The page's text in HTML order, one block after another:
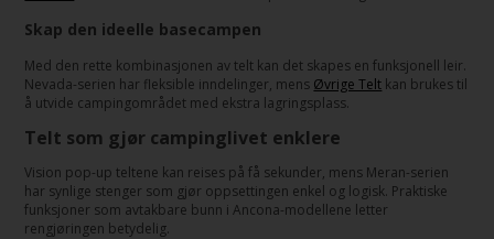
Skap den ideelle basecampen
Med den rette kombinasjonen av telt kan det skapes en funksjonell leir.
Nevada-serien har fleksible inndelinger, mens Øvrige Telt kan brukes til
å utvide campingområdet med ekstra lagringsplass.
Telt som gjør campinglivet enklere
Vision pop-up teltene kan reises på få sekunder, mens Meran-serien
har synlige stenger som gjør oppsettingen enkel og logisk. Praktiske
funksjoner som avtakbare bunn i Ancona-modellene letter
rengjøringen betydelig.